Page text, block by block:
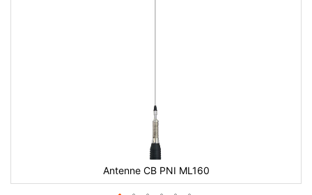
Antenne CB PNI ML160